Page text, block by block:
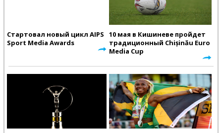
Стартовал новый цикл AIPS
Sport Media Awards
10 мая в Кишиневе пройдет
традиционный Chișinău Euro
Media Cup